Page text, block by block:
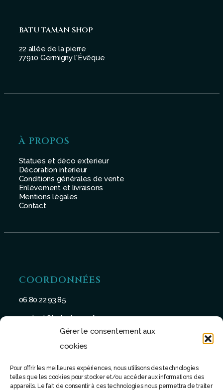
Gérer le consentement aux
cookies
Pour offrir les meilleures expériences, nous utilisons des technologies
telles que les cookies pour stocker et/ou accéder aux informations des
appareils. Le fait de consentir à ces technologies nous permettra de traiter
BATU TAMAN SHOP
22 allée de la pierre
77910 Germigny l'Évêque
À PROPOS
Statues et déco exterieur
Décoration interieur
Conditions générales de vente
Enlévement et livraisons
Mentions légales
Contact
COORDONNÉES
06.80.22.93.85
contact@batu-taman.fr
SUIVEZ-NOUS